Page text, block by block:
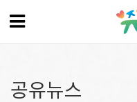
공유뉴스